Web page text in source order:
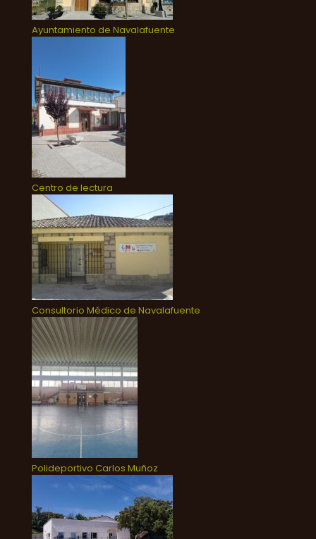
Ayuntamiento de Navalafuente
Centro de lectura
Consultorio Médico de Navalafuente
Polideportivo Carlos Muñoz